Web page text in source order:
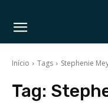
Início Tags Stephenie
Tag: